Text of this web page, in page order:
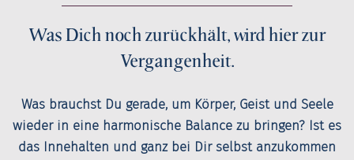
Was Dich noch zurückhält, wird hier zur
Vergangenheit.
Was brauchst Du gerade, um Körper, Geist und Seele
wieder in eine harmonische Balance zu bringen? Ist es
das Innehalten und ganz bei Dir selbst anzukommen